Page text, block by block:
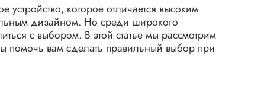
которое отличается высоким
дизайном. Но среди широкого
с выбором. В этой статье мы рассмотрим
помочь вам сделать правильный выбор при